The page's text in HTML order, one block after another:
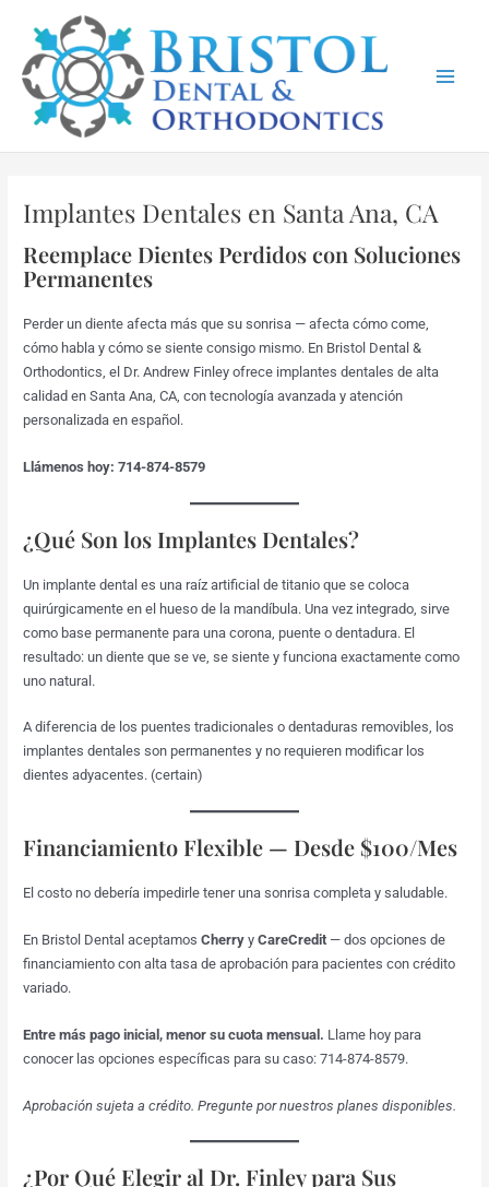
content
Implantes Dentales en Santa Ana, CA
Reemplace Dientes Perdidos con Soluciones
Permanentes
Perder un diente afecta más que su sonrisa — afecta cómo come,
cómo habla y cómo se siente consigo mismo. En Bristol Dental &
Orthodontics, el Dr. Andrew Finley ofrece implantes dentales de alta
calidad en Santa Ana, CA, con tecnología avanzada y atención
personalizada en español.
Llámenos hoy: 714-874-8579
¿Qué Son los Implantes Dentales?
Un implante dental es una raíz artificial de titanio que se coloca
quirúrgicamente en el hueso de la mandíbula. Una vez integrado, sirve
como base permanente para una corona, puente o dentadura. El
resultado: un diente que se ve, se siente y funciona exactamente como
uno natural.
A diferencia de los puentes tradicionales o dentaduras removibles, los
implantes dentales son permanentes y no requieren modificar los
dientes adyacentes. (certain)
Financiamiento Flexible — Desde $100/Mes
El costo no debería impedirle tener una sonrisa completa y saludable.
En Bristol Dental aceptamosCherry yCareCredit — dos opciones de
financiamiento con alta tasa de aprobación para pacientes con crédito
variado.
Entre más pago inicial, menor su cuota mensual. Llame hoy para
conocer las opciones específicas para su caso: 714-874-8579.
Aprobación sujeta a crédito. Pregunte por nuestros planes disponibles.
¿Por Qué Elegir al Dr. Finley para Sus